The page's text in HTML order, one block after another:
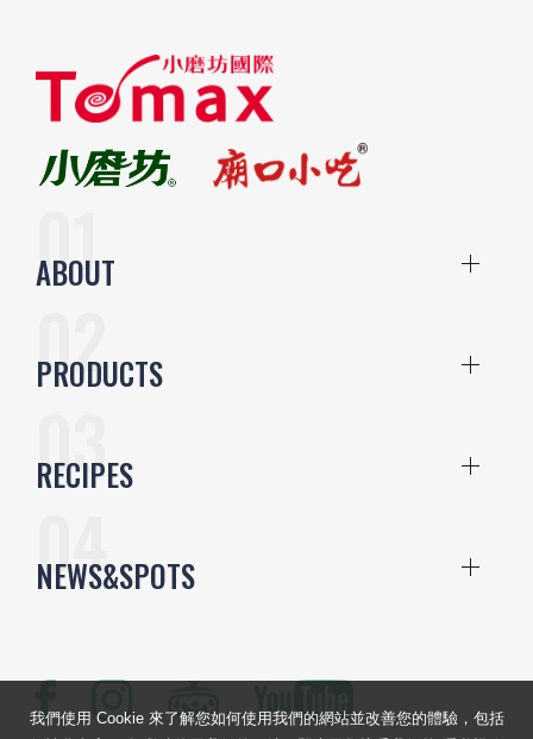
ABOUT
PRODUCTS
RECIPES
NEWS&SPOTS
我們使用 Cookie 來了解您如何使用我們的網站並改善您的體驗，包括